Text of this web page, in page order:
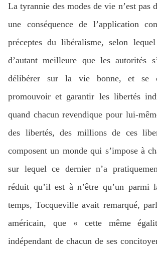
La tyrannie des modes de vie n’est pas
une conséquence de l’application
préceptes du libéralisme, selon
d’autant meilleure que les autorités
délibérer sur la vie bonne, et se
promouvoir et garantir les libertés
quand chacun revendique pour lui-
des libertés, des millions de ces
composent un monde qui s’impose à
sur lequel ce dernier n’a
réduit qu’il est à n’être qu’un parmi
temps, Tocqueville avait remarqué,
américain, que « cette même
indépendant de chacun de ses